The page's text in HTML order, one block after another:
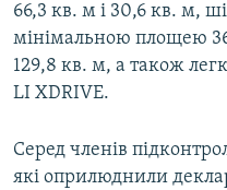
66,3 кв. м і 30,6 кв. м,
мінімальною площею
129,8 кв. м, а також
LI XDRIVE.
Серед членів
які оприлюднили